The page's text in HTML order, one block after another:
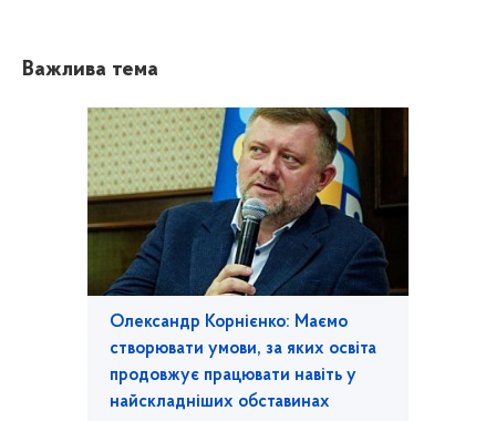
Важлива тема
Олександр Корнієнко: Маємо
створювати умови, за яких освіта
продовжує працювати навіть у
найскладніших обставинах